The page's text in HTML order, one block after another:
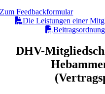
Zum Feedbackformular
Die Leistungen einer
DHV-